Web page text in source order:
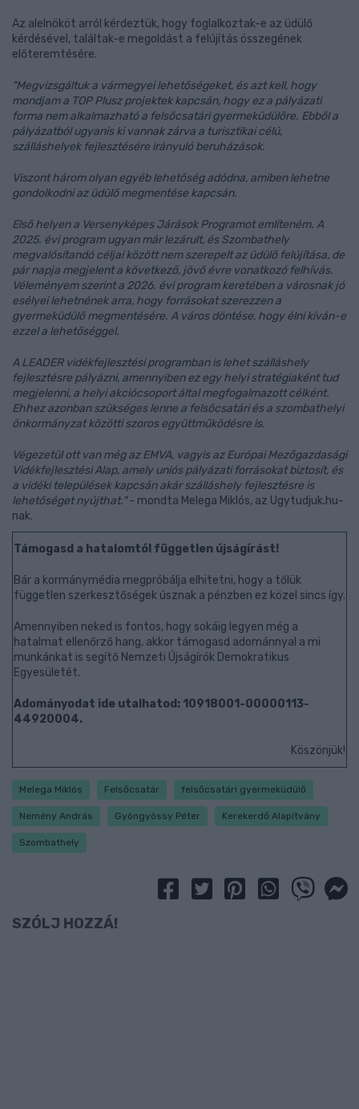
Az alelnököt arról kérdeztük, hogy foglalkoztak-e az üdülő
kérdésével, találtak-e megoldást a felújítás összegének
előteremtésére.
"Megvizsgáltuk a vármegyei lehetőségeket, és azt kell, hogy
mondjam a TOP Plusz projektek kapcsán, hogy ez a pályázati
forma nem alkalmazható a felsőcsatári gyermeküdülőre. Ebből a
pályázatból ugyanis ki vannak zárva a turisztikai célú,
szálláshelyek fejlesztésére irányuló beruházások.
Viszont három olyan egyéb lehetőség adódna, amiben lehetne
gondolkodni az üdülő megmentése kapcsán.
Első helyen a Versenyképes Járások Programot említeném. A
2025. évi program ugyan már lezárult, és Szombathely
megvalósítandó céljai között nem szerepelt az üdülő felújítása, de
pár napja megjelent a következő, jövő évre vonatkozó felhívás.
Véleményem szerint a 2026. évi program keretében a városnak jó
esélyei lehetnének arra, hogy forrásokat szerezzen a
gyermeküdülő megmentésére. A város döntése, hogy élni kíván-e
ezzel a lehetőséggel.
A LEADER vidékfejlesztési programban is lehet szálláshely
fejlesztésre pályázni, amennyiben ez egy helyi stratégiaként tud
megjelenni, a helyi akciócsoport által megfogalmazott célként.
Ehhez azonban szükséges lenne a felsőcsatári és a szombathelyi
önkormányzat közötti szoros együttműködésre is.
Végezetül ott van még az EMVA, vagyis az Európai Mezőgazdasági
Vidékfejlesztési Alap, amely uniós pályázati forrásokat biztosít, és
a vidéki települések kapcsán akár szálláshely fejlesztésre is
lehetőséget nyújthat."- mondta Melega Miklós, az Ugytudjuk.hu-
nak.
Támogasd a hatalomtól független újságírást!
Bár a kormánymédia megpróbálja elhitetni, hogy a tőlük
független szerkesztőségek úsznak a pénzben ez közel sincs így.
Amennyiben neked is fontos, hogy sokáig legyen még a
hatalmat ellenőrző hang, akkor támogasd adománnyal a mi
munkánkat is segítő Nemzeti Újságírók Demokratikus
Egyesületét.
Adományodat ide utalhatod: 10918001-00000113-
44920004.
Köszönjük!
Melega Miklós Felsőcsatár felsőcsatári gyermeküdülő
Nemény András Gyöngyössy Péter Kerekerdő Alapítvány
Szombathely
SZÓLJ HOZZÁ!